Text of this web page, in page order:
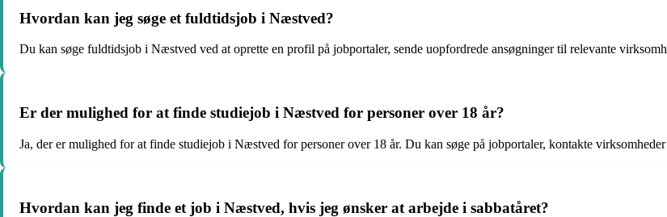
Hvordan kan jeg søge et fuldtidsjob i Næstved?
Du kan søge fuldtidsjob i Næstved ved at oprette en profil på jobportaler, sende uopfordrede ansøgninger til relevante
Er der mulighed for at finde studiejob i Næstved for personer over 18 år?
Ja, der er mulighed for at finde studiejob i Næstved for personer over 18 år. Du kan søge på jobportaler, kontakte
Hvordan kan jeg finde et job i Næstved, hvis jeg ønsker at arbejde i sabbatåret?